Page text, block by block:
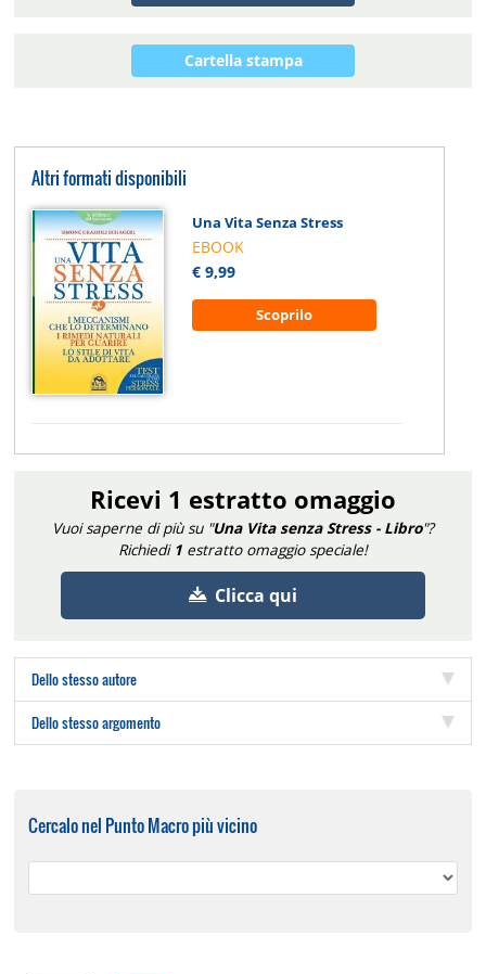
Cartella stampa
Altri formati disponibili
Una Vita Senza Stress
EBOOK
€ 9,99
Scoprilo
Ricevi 1 estratto omaggio
Vuoi saperne di più su "Una Vita senza Stress - Libro"?
Richiedi 1 estratto omaggio speciale!
Clicca qui
Dello stesso autore
Dello stesso argomento
Cercalo nel Punto Macro più vicino